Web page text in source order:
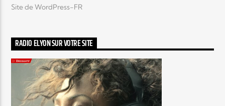
Site de WordPress-FR
RADIO ELYON SUR VOTRE SITE